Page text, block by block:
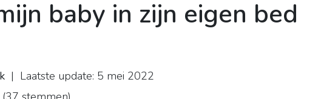
baby in zijn eigen bed
| Laatste update: 5 mei 2022